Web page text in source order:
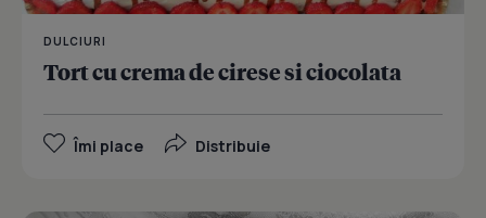
DULCIURI
Tort cu crema de cirese si ciocolata
Îmi place Distribuie